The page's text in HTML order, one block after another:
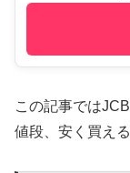
この記事では
値段、安く買え